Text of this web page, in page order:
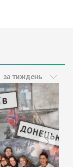
за тиждень